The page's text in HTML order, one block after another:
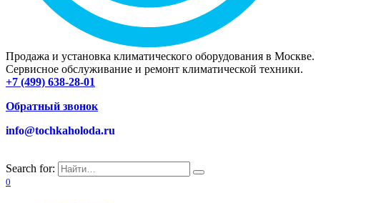
Продажа и установка климатического оборудования в Москве.
Сервисное обслуживание и ремонт климатической техники.
+7 (499) 638-28-01
Обратный звонок
info@tochkaholoda.ru
Search for:
0